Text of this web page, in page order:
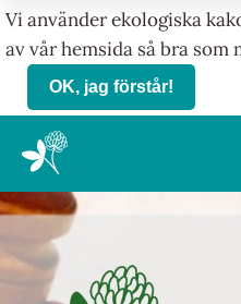
Vi använder ekologiska
av vår hemsida så bra som
OK, jag förstår!